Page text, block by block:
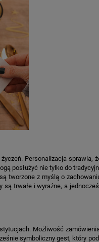
Personalizacja sprawia,
posłużyć nie tylko do
tworzone z myślą o
trwałe i wyraźne, a
Możliwość
symboliczny gest, który